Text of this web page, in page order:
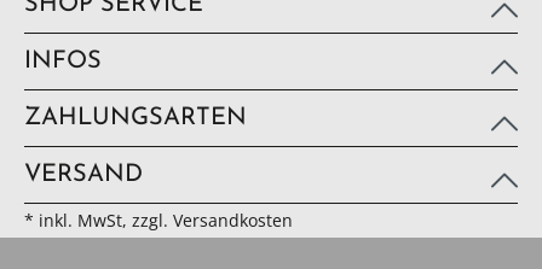
SHOP SERVICE
INFOS
ZAHLUNGSARTEN
VERSAND
* inkl. MwSt, zzgl. Versandkosten